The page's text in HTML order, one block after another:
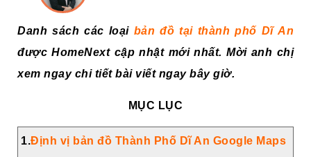
Danh sách các loại bản đồ tại thành phố Dĩ An
được HomeNext cập nhật mới nhất. Mời anh chị
xem ngay chi tiết bài viết ngay bây giờ.
MỤC LỤC
1.Định vị bản đồ Thành Phố Dĩ An Google Maps